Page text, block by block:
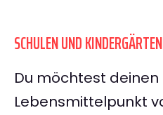
SCHULEN UND
Du möchtest deinen
Lebensmittelpunkt